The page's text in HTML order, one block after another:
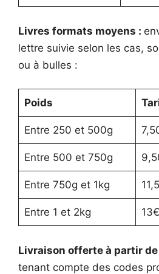
Livres formats moyens :
lettre suivie selon les cas,
ou à bulles :
Poids
Entre 250 et 500g
Entre 500 et 750g
Entre 750g et 1kg
Entre 1 et 2kg
Livraison offerte à partir de
tenant compte des codes